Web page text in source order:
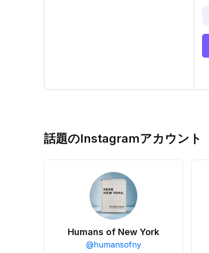
話題のInstagramアカウント
Humans of New York
@humansofny